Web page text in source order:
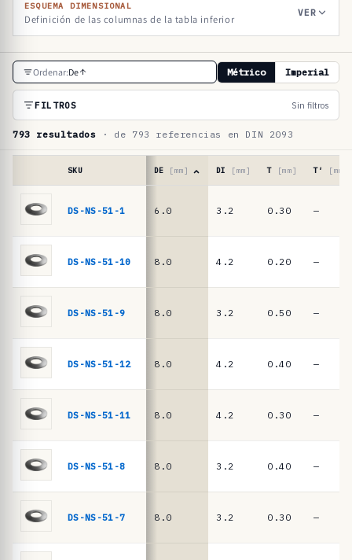
ESQUEMA DIMENSIONAL
Definición de las columnas de la tabla inferior
VER
T
a
l
a
e
e
n
i
m
Ordenar:De Métrico Imperial
FILTROS Sin filtros
793 resultados · de 793 referencias en DIN 2093
muelles
platillo
2093
DIN
16983
SKU DE [mm] DI [mm] T [mm] T′ [mm]
DS-NS-51-1 6.0 3.2 0.30 —
DS-NS-51-10 8.0 4.2 0.20 —
DS-NS-51-9 8.0 3.2 0.50 —
DS-NS-51-12 8.0 4.2 0.40 —
DS-NS-51-11 8.0 4.2 0.30 —
DS-NS-51-8 8.0 3.2 0.40 —
DS-NS-51-7 8.0 3.2 0.30 —